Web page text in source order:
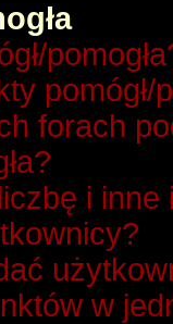
pomógł/
forach
i
w